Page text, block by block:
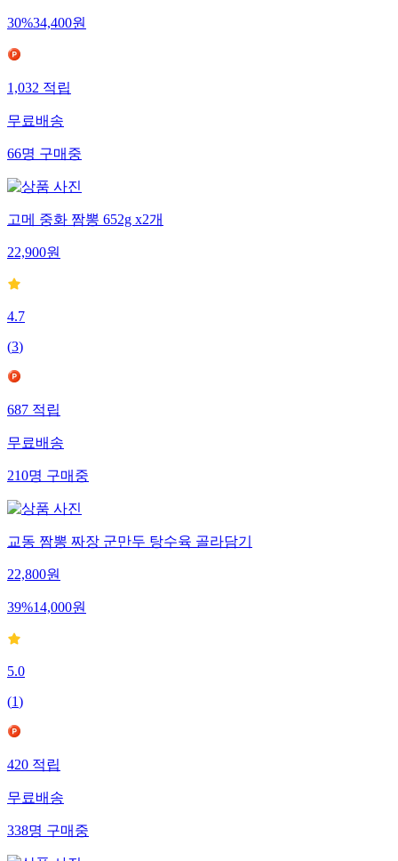
30%34,400원
1,032적립
무료배송
66명구매중
고메 중화 짬뽕 652g x2개
22,900원
4.7
(3)
687적립
무료배송
210명구매중
교동 짬뽕 짜장 군만두 탕수육 골라담기
22,800원
39%14,000원
5.0
(1)
420적립
무료배송
338명구매중